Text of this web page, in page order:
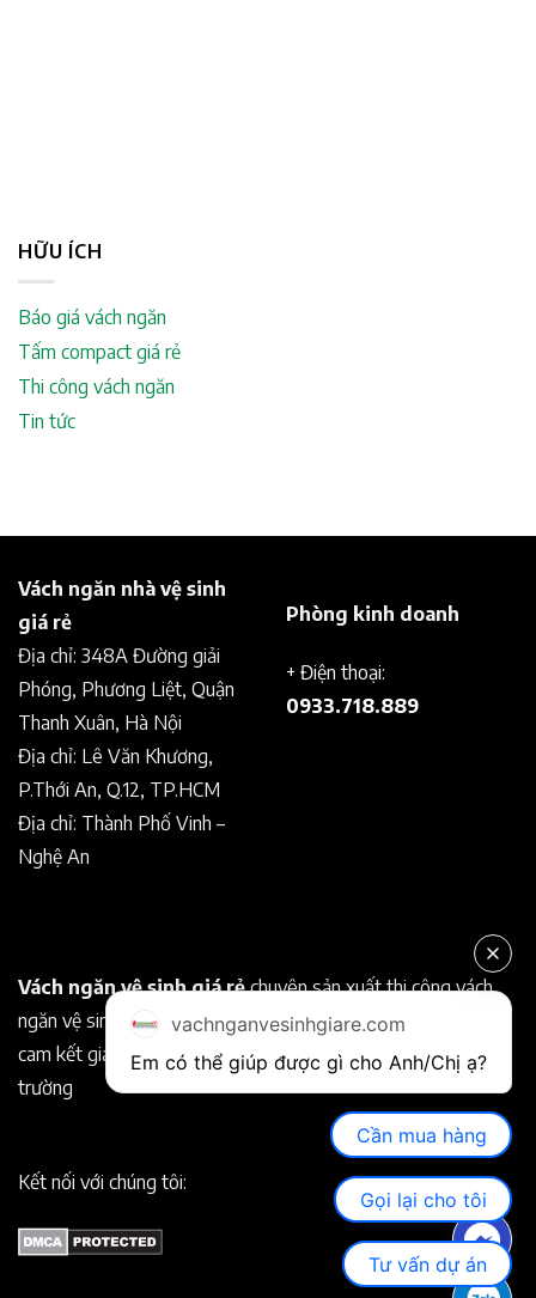
HỮU ÍCH
Báo giá vách ngăn
Tấm compact giá rẻ
Thi công vách ngăn
Tin tức
Vách ngăn nhà vệ sinh
giá rẻ
Địa chỉ: 348A Đường giải
Phóng, Phương Liệt, Quận
Thanh Xuân, Hà Nội
Địa chỉ: Lê Văn Khương,
P.Thới An, Q.12, TP.HCM
Địa chỉ: Thành Phố Vinh –
Nghệ An
Phòng kinh doanh
+ Điện thoại:
0933.718.889
Vách ngăn vệ sinh giá rẻchuyên sản xuất thi công vách
ngăn vệ sinh Compact chất lượng tốt. Chuyên nghiệp, uy tín
cam kết giá rẻ hơn so với các nhà cung cấp khác trên thị
trường
Kết nối với chúng tôi:
vachnganvesinhgiare.com
Cần mua hàng
Gọi lại cho tôi
Tư vấn dự án